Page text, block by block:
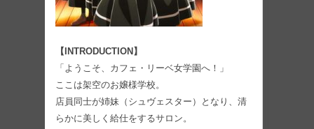
【INTRODUCTION】
「ようこそ、カフェ・リーベ女学園へ！」
ここは架空のお嬢様学校。
店員同士が姉妹（シュヴェスター）となり、清
らかに美しく給仕をするサロン。